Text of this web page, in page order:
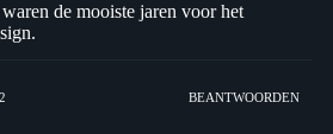
de mooiste jaren voor het
BEANTWOORDEN